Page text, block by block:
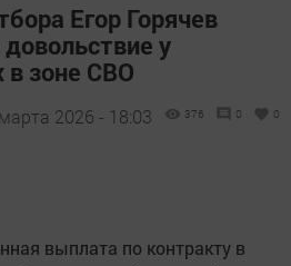
Егор Горячев
у
зоне СВО
2026 - 18:03 376 0 0
выплата по контракту в